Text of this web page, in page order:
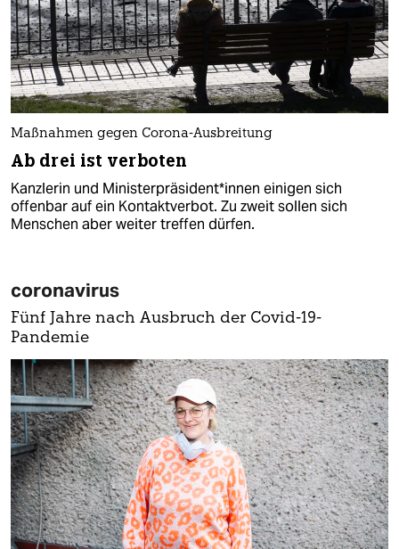
Maßnahmen gegen Corona-Ausbreitung
Ab drei ist verboten
Kanzlerin und Ministerpräsident*innen einigen sich
offenbar auf ein Kontaktverbot. Zu zweit sollen sich
Menschen aber weiter treffen dürfen.
coronavirus
Fünf Jahre nach Ausbruch der Covid-19-
Pandemie